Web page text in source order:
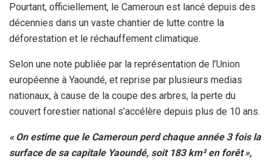
Pourtant, officiellement, le Cameroun est lancé depuis des
décennies dans un vaste chantier de lutte contre la
déforestation et le réchauffement climatique.
Selon une note publiée par la représentation de l’Union
européenne à Yaoundé, et reprise par plusieurs medias
nationaux, à cause de la coupe des arbres, la perte du
couvert forestier national s’accélère depuis plus de 10 ans.
« On estime que le Cameroun perd chaque année 3 fois la
surface de sa capitale Yaoundé, soit 183 km² en forêt »,